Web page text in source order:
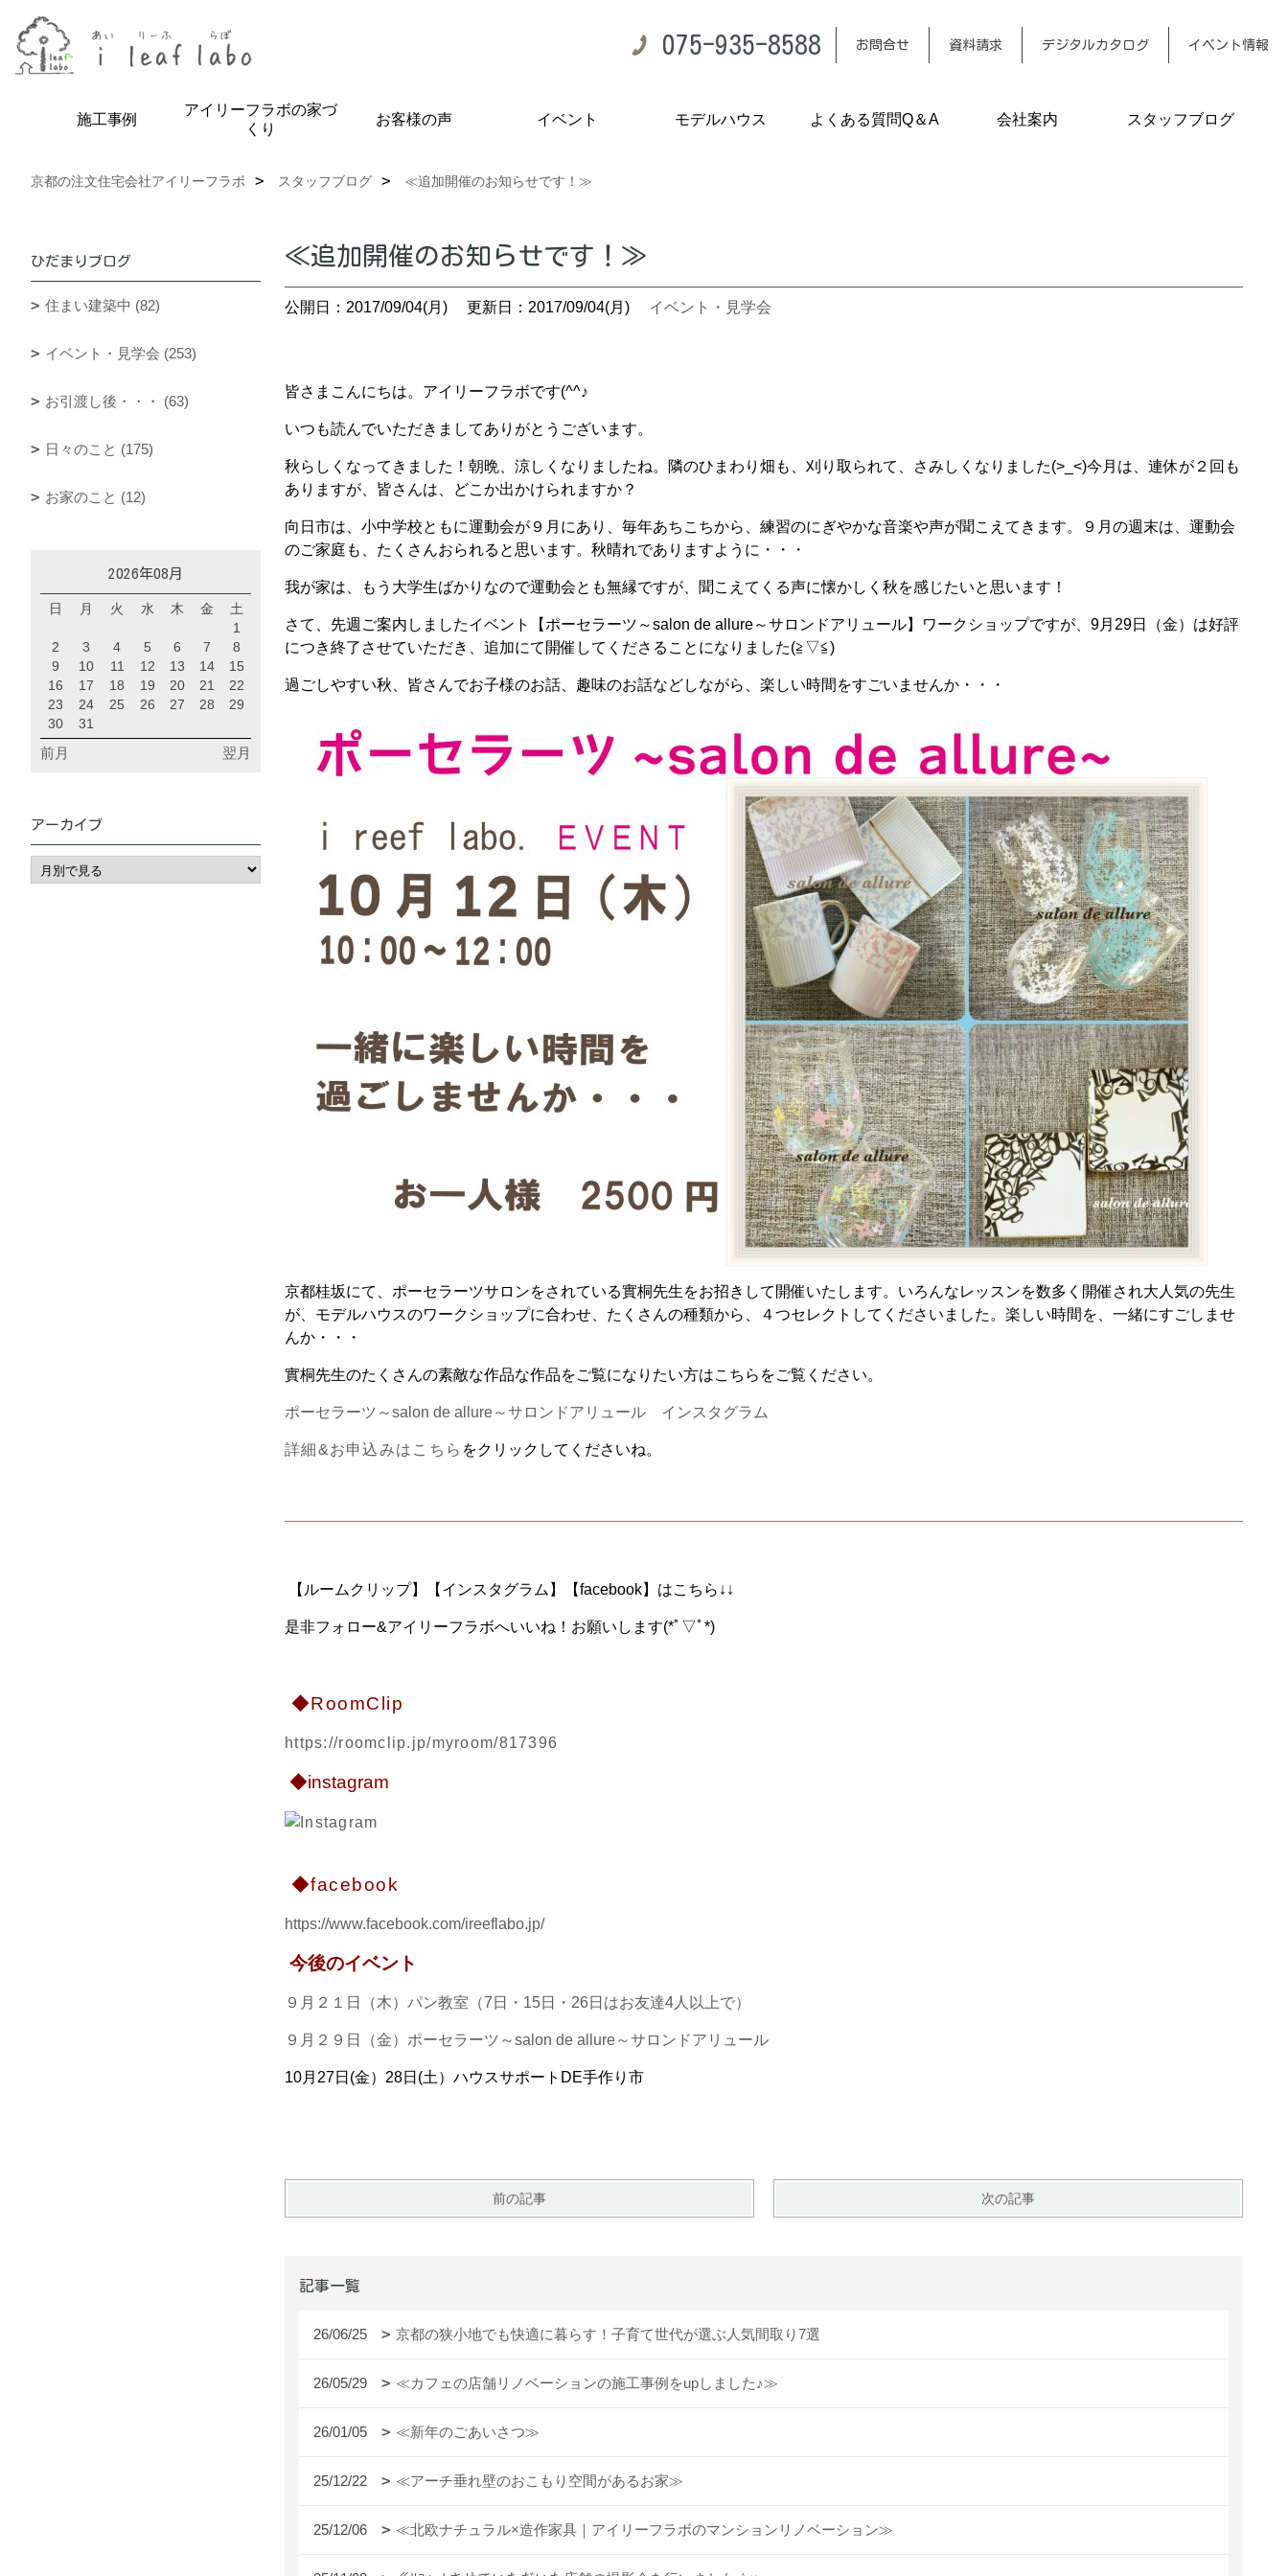
075-935-8588 お問合せ 資料請求 デジタルカタログ イベント情報
施工事例
アイリーフラボの家づ
くり
お客様の声 イベント モデルハウス よくある質問Q＆A 会社案内 スタッフブログ
京都の注文住宅会社アイリーフラボ スタッフブログ ≪追加開催のお知らせです！≫
≪追加開催のお知らせです！≫
公開日：2017/09/04(月) 更新日：2017/09/04(月) イベント・見学会
皆さまこんにちは。アイリーフラボです(^^♪
いつも読んでいただきましてありがとうございます。
秋らしくなってきました！朝晩、涼しくなりましたね。隣のひまわり畑も、刈り取られて、さみしくなりました(>_<)今月は、連休が２回も
ありますが、皆さんは、どこか出かけられますか？
向日市は、小中学校ともに運動会が９月にあり、毎年あちこちから、練習のにぎやかな音楽や声が聞こえてきます。９月の週末は、運動会
のご家庭も、たくさんおられると思います。秋晴れでありますように・・・
我が家は、もう大学生ばかりなので運動会とも無縁ですが、聞こえてくる声に懐かしく秋を感じたいと思います！
さて、先週ご案内しましたイベント【ポーセラーツ～salon de allure～サロンドアリュール】ワークショップですが、9月29日（金）は好評
につき終了させていただき、追加にて開催してくださることになりました(≧▽≦)
過ごしやすい秋、皆さんでお子様のお話、趣味のお話などしながら、楽しい時間をすごいませんか・・・
京都桂坂にて、ポーセラーツサロンをされている實桐先生をお招きして開催いたします。いろんなレッスンを数多く開催され大人気の先生
が、モデルハウスのワークショップに合わせ、たくさんの種類から、４つセレクトしてくださいました。楽しい時間を、一緒にすごしませ
んか・・・
實桐先生のたくさんの素敵な作品な作品をご覧になりたい方はこちらをご覧ください。
ポーセラーツ～salon de allure～サロンドアリュール インスタグラム
詳細&お申込みはこちら をクリックしてくださいね。
【ルームクリップ】【インスタグラム】【facebook】はこちら↓↓
是非フォロー&アイリーフラボへいいね！お願いします(*ﾟ▽ﾟ*)
◆RoomClip
https://roomclip.jp/myroom/817396
◆instagram
◆facebook
https://www.facebook.com/ireeflabo.jp/
今後のイベント
９ 月２１日（木）パン教室（7日・15日・26日はお友達4人以上で）
９月２９日（金）ポーセラーツ～salon de allure～サロンドアリュール
10月27日(金）28日(土）ハウスサポートDE手作り市
前の記事 次の記事
記事一覧
26/06/25 京都の狭小地でも快適に暮らす！子育て世代が選ぶ人気間取り7選
26/05/29 ≪カフェの店舗リノベーションの施工事例をupしました♪≫
26/01/05 ≪新年のごあいさつ≫
25/12/22 ≪アーチ垂れ壁のおこもり空間があるお家≫
25/12/06 ≪北欧ナチュラル×造作家具｜アイリーフラボのマンションリノベーション≫
ひだまりブログ
住まい建築中 (82)
イベント・見学会 (253)
お引渡し後・・・ (63)
日々のこと (175)
お家のこと (12)
2026年08月
日 月 火 水 木 金
土
1
2
3 4 5 6 7
8
9
10 11 12 13 14
15
16
17 18 19 20 21
22
23
24 25 26 27 28
29
30
31
前月 翌月
アーカイブ